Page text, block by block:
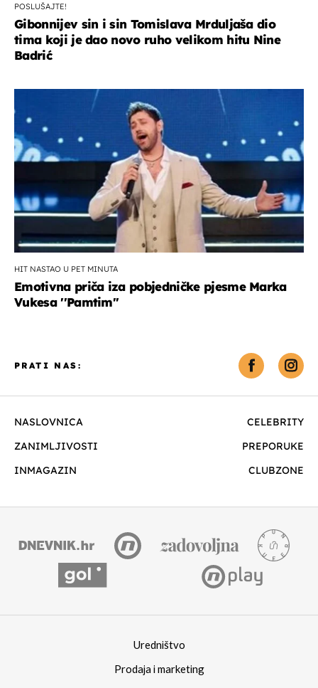
POSLUŠAJTE!
Gibonnijev sin i sin Tomislava Mrduljaša dio
tima koji je dao novo ruho velikom hitu Nine
Badrić
HIT NASTAO U PET MINUTA
Emotivna priča iza pobjedničke pjesme Marka
Vukesa ''Pamtim''
NASLOVNICA
CELEBRITY
ZANIMLJIVOSTI
PREPORUKE
INMAGAZIN
CLUBZONE
PRATI NAS:
Uredništvo
Prodaja i marketing